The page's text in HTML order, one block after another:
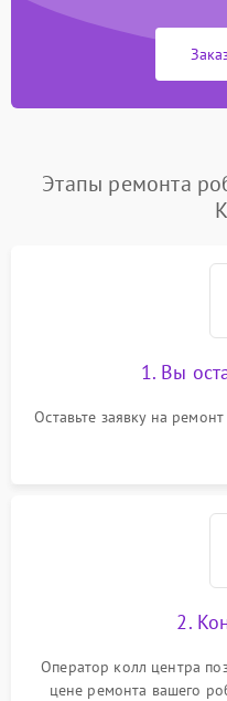
Этапы ремонта
1. Вы
Оставьте заявку на
2.
Оператор колл центра
цене ремонта вашего